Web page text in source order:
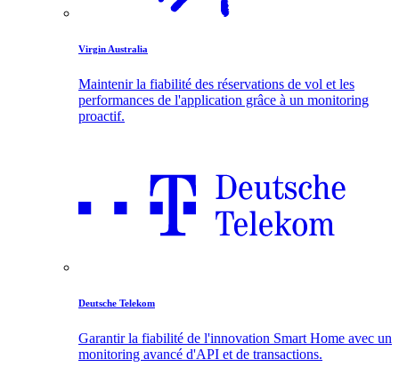
Virgin Australia
Maintenir la fiabilité des réservations de vol et les
performances de l'application grâce à un monitoring
proactif.
Deutsche Telekom
Garantir la fiabilité de l'innovation Smart Home avec un
monitoring avancé d'API et de transactions.